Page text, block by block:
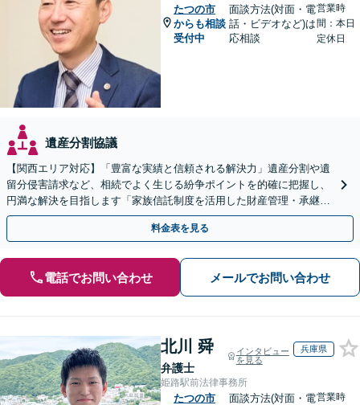
たつの市
からも相談
受付中
面談方法(対面・電
話・ビデオなど)は
応相談
営業時
間：本日
定休日
遺産分割協議
【関西エリア対応】「豊富な実績と信頼される解決力」遺産分割や遺
留分侵害請求など、相続でよく生じる紛争ポイントを的確に把握し、
円満な解決を目指します「家族信託制度を活用した財産管理・承継プ
ランのご提案」「次世代へ想いを託す円滑な事業承継」
料金表を見る
電話でお問い合わせ メールでお問い合わせ
北川 舜
弁護士
インタビュー
を見る
兵庫県
姫路駅前法律事務所
たつの市
面談方法(対面・電営業時